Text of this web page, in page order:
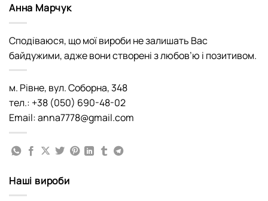
Анна Марчук
Сподіваюся, що мої вироби не залишать Вас
байдужими, адже вони створені з любов’ю і позитивом.
м. Рівне, вул. Соборна, 348
тел.: +38 (050) 690-48-02
Email: anna7778@gmail.com
Наші вироби